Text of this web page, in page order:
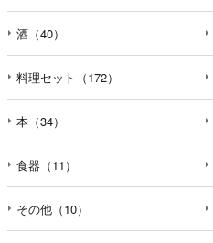
酒（40）
料理セット（172）
本（34）
食器（11）
その他（10）